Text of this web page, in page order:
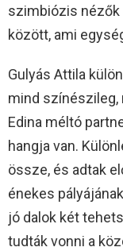
szimbiózis nézők
között, ami
Gulyás Attila
mind színészileg,
Edina méltó
hangja van.
össze, és adtak
énekes
jó dalok két
tudták vonni a